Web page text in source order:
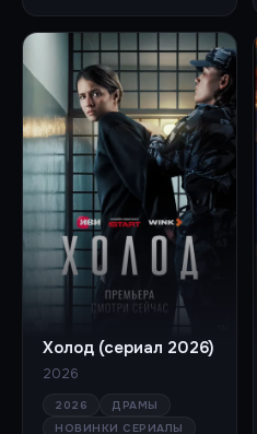
Холод (сериал 2026)
2026
2026
ДРАМЫ
НОВИНКИ СЕРИАЛЫ